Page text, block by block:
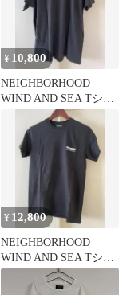
¥ 10,800
NEIGHBORHOOD
WIND AND SEA Tシャ
¥ 12,800
NEIGHBORHOOD
WIND AND SEA Tシャ
ツ S 黒